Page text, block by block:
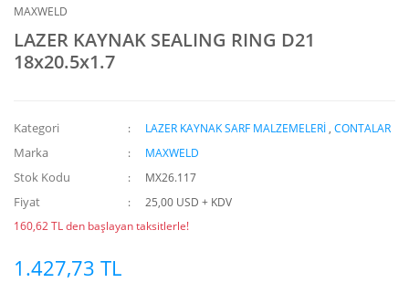
MAXWELD
LAZER KAYNAK SEALING RING D21
18x20.5x1.7
Kategori LAZER KAYNAK SARF MALZEMELERİ ,CONTALAR
Marka MAXWELD
Stok Kodu MX26.117
Fiyat
25,00 USD + KDV
160,62 TL den başlayan taksitlerle!
1.427,73 TL